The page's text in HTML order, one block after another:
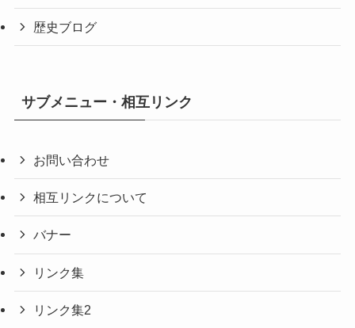
歴史ブログ
サブメニュー・相互リンク
お問い合わせ
相互リンクについて
バナー
リンク集
リンク集2